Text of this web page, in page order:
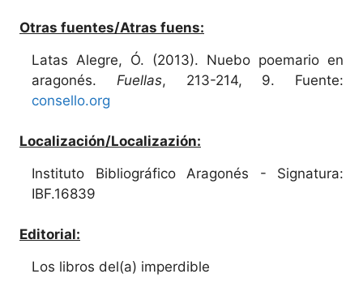
Otras fuentes/Atras fuens:
Latas Alegre, Ó. (2013). Nuebo poemario en
aragonés. Fuellas, 213-214, 9. Fuente:
consello.org
Localización/Localizazión:
Instituto Bibliográfico Aragonés - Signatura:
IBF.16839
Editorial:
Los libros del(a) imperdible